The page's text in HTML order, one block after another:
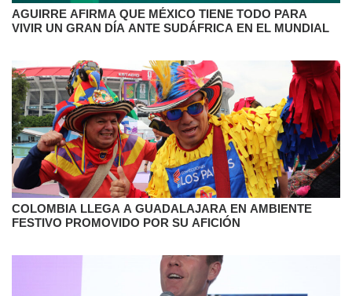
AGUIRRE AFIRMA QUE MÉXICO TIENE TODO PARA
VIVIR UN GRAN DÍA ANTE SUDÁFRICA EN EL MUNDIAL
COLOMBIA LLEGA A GUADALAJARA EN AMBIENTE
FESTIVO PROMOVIDO POR SU AFICIÓN